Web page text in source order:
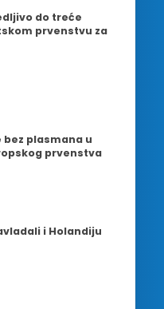
do treće
prvenstvu za
bez plasmana u
prvenstva
i Holandiju